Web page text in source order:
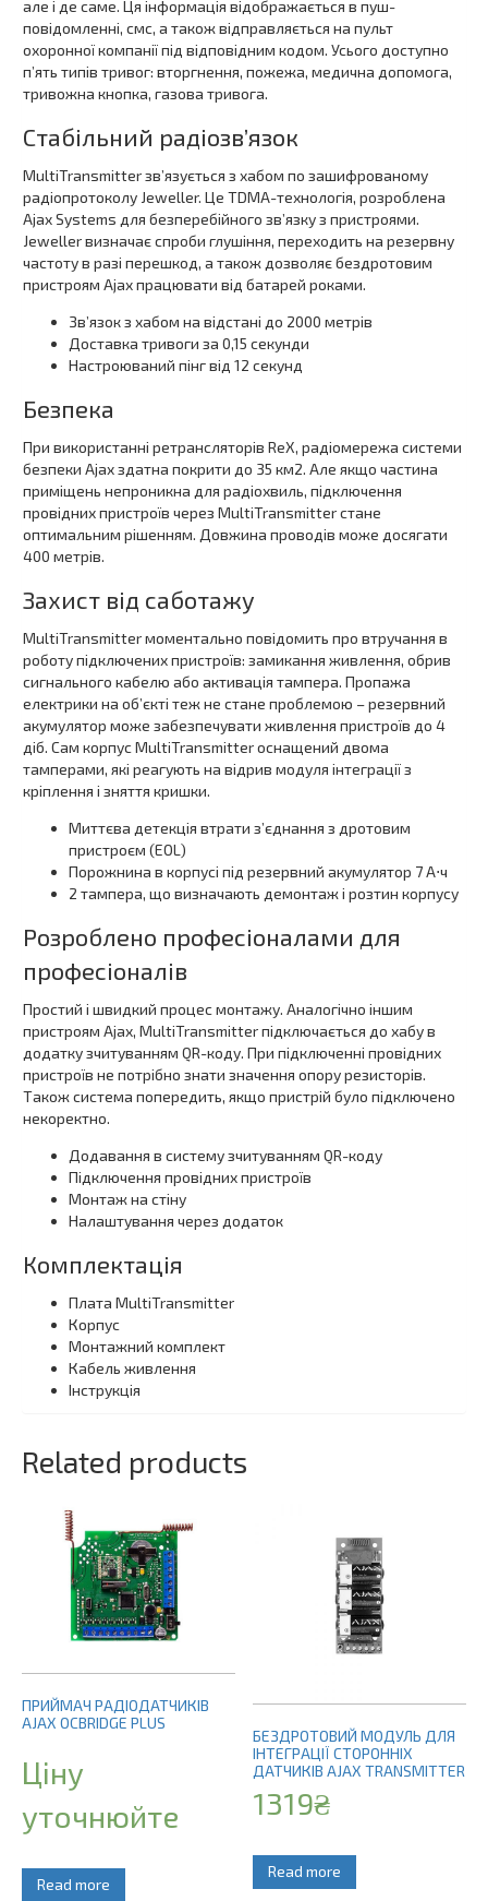
але і де саме. Ця інформація відображається в пуш-
повідомленні, смс, а також відправляється на пульт
охоронної компанії під відповідним кодом. Усього доступно
п’ять типів тривог: вторгнення, пожежа, медична допомога,
тривожна кнопка, газова тривога.
Стабільний радіозв’язок
MultiTransmitter зв’язується з хабом по зашифрованому
радіопротоколу Jeweller. Це TDMA-технологія, розроблена
Ajax Systems для безперебійного зв’язку з пристроями.
Jeweller визначає спроби глушіння, переходить на резервну
частоту в разі перешкод, а також дозволяє бездротовим
пристроям Ajax працювати від батарей роками.
Зв’язок з хабом на відстані до 2000 метрів
Доставка тривоги за 0,15 секунди
Настроюваний пінг від 12 секунд
Безпека
При використанні ретрансляторів ReX, радіомережа системи
безпеки Ajax здатна покрити до 35 км2. Але якщо частина
приміщень непроникна для радіохвиль, підключення
провідних пристроїв через MultiTransmitter стане
оптимальним рішенням. Довжина проводів може досягати
400 метрів.
Захист від саботажу
MultiTransmitter моментально повідомить про втручання в
роботу підключених пристроїв: замикання живлення, обрив
сигнального кабелю або активація тампера. Пропажа
електрики на об’єкті теж не стане проблемою – резервний
акумулятор може забезпечувати живлення пристроїв до 4
діб. Сам корпус MultiTransmitter оснащений двома
тамперами, які реагують на відрив модуля інтеграції з
кріплення і зняття кришки.
Миттєва детекція втрати з’єднання з дротовим
пристроєм (EOL)
Порожнина в корпусі під резервний акумулятор 7 А⋅ч
2 тампера, що визначають демонтаж і розтин корпусу
Розроблено професіоналами для
професіоналів
Простий і швидкий процес монтажу. Аналогічно іншим
пристроям Ajax, MultiTransmitter підключається до хабу в
додатку зчитуванням QR-коду. При підключенні провідних
пристроїв не потрібно знати значення опору резисторів.
Також система попередить, якщо пристрій було підключено
некоректно.
Додавання в систему зчитуванням QR-коду
Підключення провідних пристроїв
Монтаж на стіну
Налаштування через додаток
Комплектація
Плата MultiTransmitter
Корпус
Монтажний комплект
Кабель живлення
Інструкція
Related products
ПРИЙМАЧ РАДІОДАТЧИКІВ
AJAX OCBRIDGE PLUS
Ціну
уточнюйте
Read more
БЕЗДРОТОВИЙ МОДУЛЬ ДЛЯ
ІНТЕГРАЦІЇ СТОРОННІХ
ДАТЧИКІВ AJAX TRANSMITTER
1319₴
Read more